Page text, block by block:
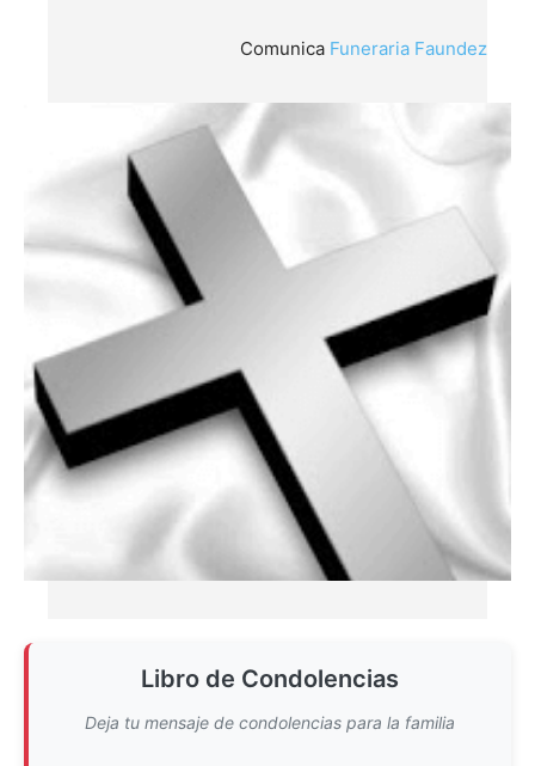
Comunica Funeraria Faundez
Libro de Condolencias
Deja tu mensaje de condolencias para la familia